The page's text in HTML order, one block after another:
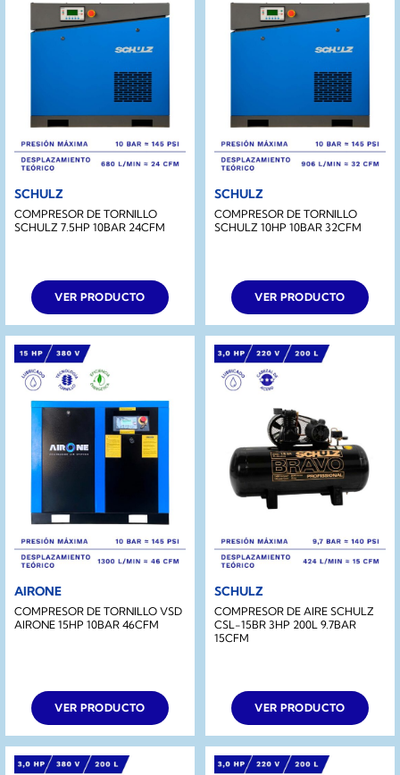
SCHULZ
COMPRESOR DE TORNILLO
SCHULZ 7.5HP 10BAR 24CFM
VER PRODUCTO
SCHULZ
COMPRESOR DE TORNILLO
SCHULZ 10HP 10BAR 32CFM
VER PRODUCTO
AIRONE
COMPRESOR DE TORNILLO VSD
AIRONE 15HP 10BAR 46CFM
VER PRODUCTO
SCHULZ
COMPRESOR DE AIRE SCHULZ
CSL-15BR 3HP 200L 9.7BAR
15CFM
VER PRODUCTO